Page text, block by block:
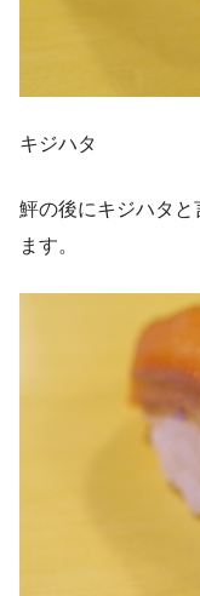
キジハタ
鮃の後にキジハタ
ます。